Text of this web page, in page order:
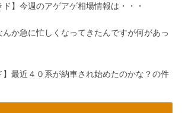
ド】今週のアゲアゲ相場情報は・・・
んか急に忙しくなってきたんですが何があっ
】最近４０系が納車され始めたのかな？の件